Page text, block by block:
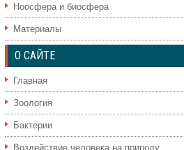
Ноосфера и биосфера
Материалы
О САЙТЕ
Главная
Зоология
Бактерии
Воздействие человека на природу